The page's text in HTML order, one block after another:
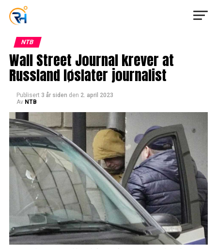
NTB
Wall Street Journal krever at
Russland løslater journalist
Publisert 3 år siden den 2. april 2023
Av NTB